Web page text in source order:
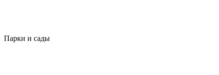
Парки и сады